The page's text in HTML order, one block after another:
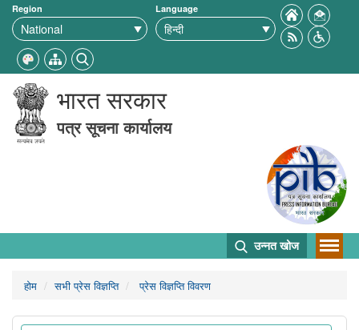
Region Language
भारत सरकार
पत्र सूचना कार्यालय
उन्नत खोज
होम सभी प्रेस विज्ञप्ति प्रेस विज्ञप्ति विवरण